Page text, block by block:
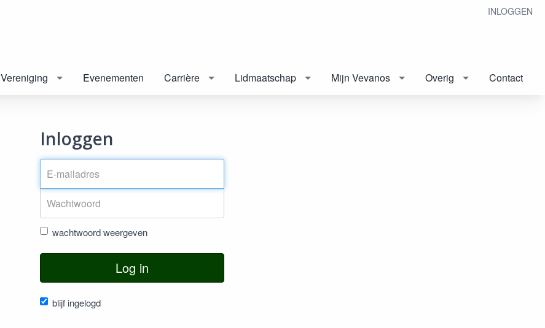
INLOGGEN
Vereniging Evenementen Carrière Lidmaatschap Mijn Vevanos Overig Contact
Inloggen
wachtwoord weergeven
Log in
blijf ingelogd